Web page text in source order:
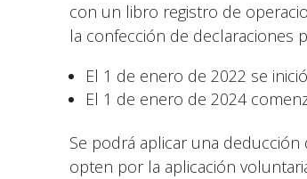
con un libro registro de
la confección de declaraciones
El 1 de enero de 2022 se
El 1 de enero de 2024
Se podrá aplicar una
opten por la aplicación